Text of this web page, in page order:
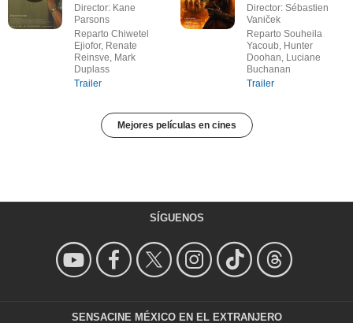
Director: Kane
Parsons
Reparto Chiwetel
Ejiofor, Renate
Reinsve, Mark
Duplass
Trailer
Director: Sébastien
Vaniček
Reparto Souheila
Yacoub, Hunter
Doohan, Luciane
Buchanan
Trailer
Mejores películas en cines
SÍGUENOS
SENSACINE MÉXICO EN EL EXTRANJERO